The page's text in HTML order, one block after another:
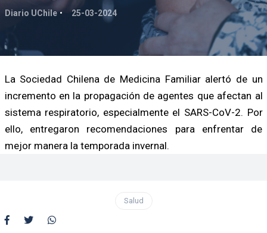
Diario UChile 25-03-2024
La Sociedad Chilena de Medicina Familiar alertó de un
incremento en la propagación de agentes que afectan al
sistema respiratorio, especialmente el SARS-CoV-2. Por
ello, entregaron recomendaciones para enfrentar de
mejor manera la temporada invernal.
Salud